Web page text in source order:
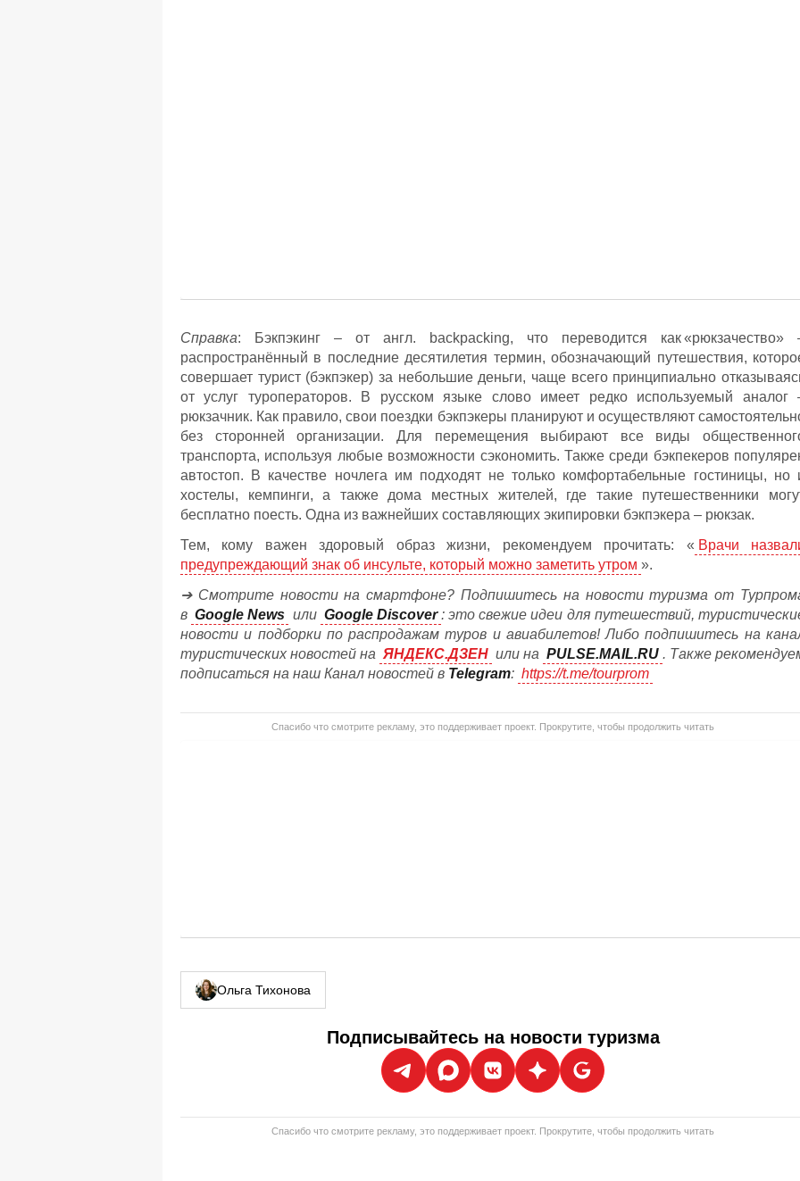
Справка: Бэкпэкинг – от англ. backpacking, что переводится как «рюкзачество»
распространённый в последние десятилетия термин, обозначающий путешествия,
совершает турист (бэкпэкер) за небольшие деньги, чаще всего принципиально
от услуг туроператоров. В русском языке слово имеет редко используемый аналог
рюкзачник. Как правило, свои поездки бэкпэкеры планируют и осуществляют
без сторонней организации. Для перемещения выбирают все виды
транспорта, используя любые возможности сэкономить. Также среди бэкпекеров
автостоп. В качестве ночлега им подходят не только комфортабельные гостиницы, но
хостелы, кемпинги, а также дома местных жителей, где такие путешественники
бесплатно поесть. Одна из важнейших составляющих экипировки бэкпэкера – рюкзак.
Тем, кому важен здоровый образ жизни, рекомендуем прочитать: « Врачи
предупреждающий знак об инсульте, который можно заметить утром ».
➔ Смотрите новости на смартфоне? Подпишитесь на новости туризма от
в Google News или Google Discover : это свежие идеи для путешествий,
новости и подборки по распродажам туров и авиабилетов! Либо подпишитесь на
туристических новостей на ЯНДЕКС.ДЗЕН или на PULSE.MAIL.RU . Также
подписаться на наш Канал новостей в Telegram: https://t.me/tourprom
Спасибо что смотрите рекламу, это поддерживает проект. Прокрутите, чтобы продолжить читать
Ольга Тихонова
Подписывайтесь на новости туризма
Спасибо что смотрите рекламу, это поддерживает проект. Прокрутите, чтобы продолжить читать